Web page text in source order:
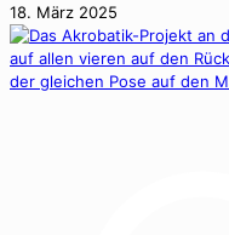
18. März 2025